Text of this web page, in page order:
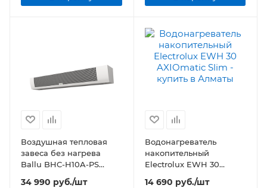
Воздушная тепловая
завеса без нагрева
Ballu BHC-H10A-PS
34 990 руб./шт
Водонагреватель
накопительный
Electrolux EWH 30
AXIOmatic Slim
14 690 руб./шт